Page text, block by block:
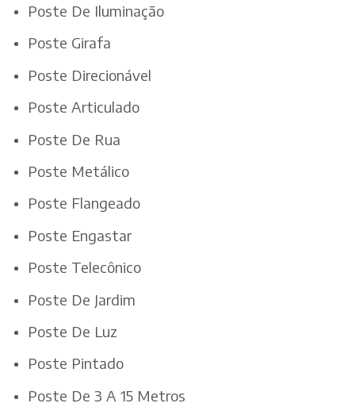
Poste De Iluminação
Poste Girafa
Poste Direcionável
Poste Articulado
Poste De Rua
Poste Metálico
Poste Flangeado
Poste Engastar
Poste Telecônico
Poste De Jardim
Poste De Luz
Poste Pintado
Poste De 3 A 15 Metros